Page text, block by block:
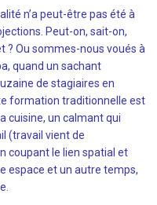
n’a peut-être pas été à
Peut-on, sait-on,
Ou sommes-nous voués à
quand un sachant
de stagiaires en
formation traditionnelle est
cuisine, un calmant qui
(travail vient de
coupant le lien spatial et
espace et un autre temps,